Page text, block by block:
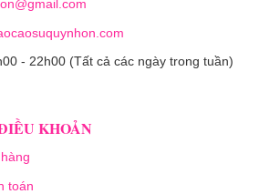
- 22h00 (Tất cả các ngày trong tuần)
KHOẢN
toán